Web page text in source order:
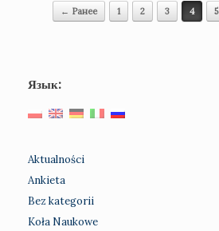
Навигация по записям
← Ранее 1 2 3 4 5
Язык:
Aktualności
Ankieta
Bez kategorii
Koła Naukowe